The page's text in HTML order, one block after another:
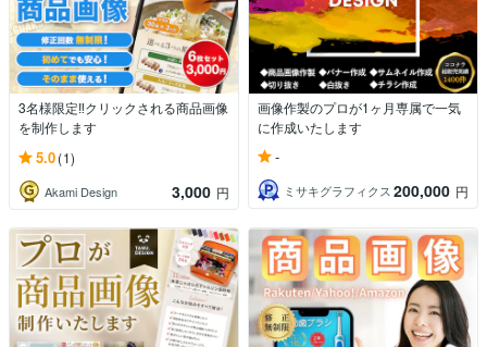
3名様限定‼️クリックされる商品画像
を制作します
5.0(1)
Akami Design 3,000 円
画像作製のプロが1ヶ月専属で一気
に作成いたします
-
ミサキグラフィクス 200,000 円